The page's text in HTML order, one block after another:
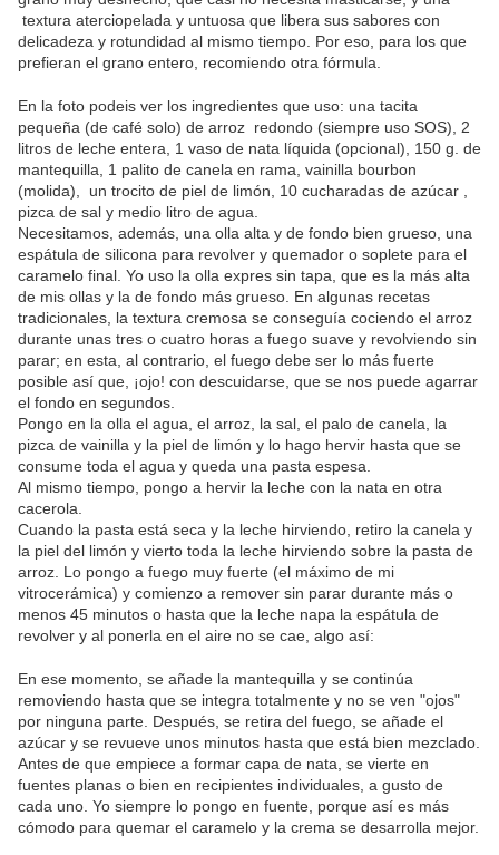
textura aterciopelada y untuosa que libera sus sabores con
delicadeza y rotundidad al mismo tiempo. Por eso, para los que
prefieran el grano entero, recomiendo otra fórmula.
En la foto podeis ver los ingredientes que uso: una tacita
pequeña (de café solo) de arroz redondo (siempre uso SOS), 2
litros de leche entera, 1 vaso de nata líquida (opcional), 150 g. de
mantequilla, 1 palito de canela en rama, vainilla bourbon
(molida), un trocito de piel de limón, 10 cucharadas de azúcar ,
pizca de sal y medio litro de agua.
Necesitamos, además, una olla alta y de fondo bien grueso, una
espátula de silicona para revolver y quemador o soplete para el
caramelo final. Yo uso la olla expres sin tapa, que es la más alta
de mis ollas y la de fondo más grueso. En algunas recetas
tradicionales, la textura cremosa se conseguía cociendo el arroz
durante unas tres o cuatro horas a fuego suave y revolviendo sin
parar; en esta, al contrario, el fuego debe ser lo más fuerte
posible así que, ¡ojo! con descuidarse, que se nos puede agarrar
el fondo en segundos.
Pongo en la olla el agua, el arroz, la sal, el palo de canela, la
pizca de vainilla y la piel de limón y lo hago hervir hasta que se
consume toda el agua y queda una pasta espesa.
Al mismo tiempo, pongo a hervir la leche con la nata en otra
cacerola.
Cuando la pasta está seca y la leche hirviendo, retiro la canela y
la piel del limón y vierto toda la leche hirviendo sobre la pasta de
arroz. Lo pongo a fuego muy fuerte (el máximo de mi
vitrocerámica) y comienzo a remover sin parar durante más o
menos 45 minutos o hasta que la leche napa la espátula de
revolver y al ponerla en el aire no se cae, algo así:
En ese momento, se añade la mantequilla y se continúa
removiendo hasta que se integra totalmente y no se ven "ojos"
por ninguna parte. Después, se retira del fuego, se añade el
azúcar y se revueve unos minutos hasta que está bien mezclado.
Antes de que empiece a formar capa de nata, se vierte en
fuentes planas o bien en recipientes individuales, a gusto de
cada uno. Yo siempre lo pongo en fuente, porque así es más
cómodo para quemar el caramelo y la crema se desarrolla mejor.